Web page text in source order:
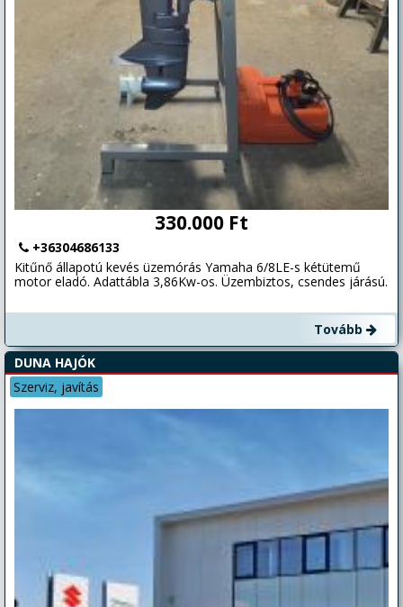
330.000 Ft
+36304686133
Kitűnő állapotú kevés üzemórás Yamaha 6/8LE-s kétütemű
motor eladó. Adattábla 3,86Kw-os. Üzembiztos, csendes járású.
Tovább
DUNA HAJÓK
Szerviz, javítás